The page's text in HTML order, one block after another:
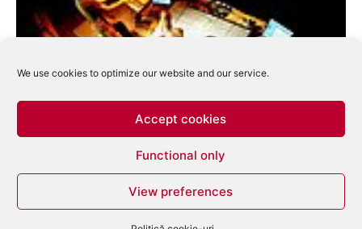
We use cookies to optimize our website and our service.
Accept cookies
Functional only
View preferences
Spirit Catcher mixeaza Coast2Coast
ianuarie 12, 2009